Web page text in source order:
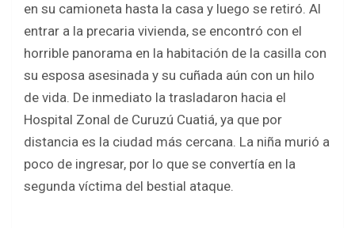
en su camioneta hasta la casa y luego se retiró. Al
entrar a la precaria vivienda, se encontró con el
horrible panorama en la habitación de la casilla con
su esposa asesinada y su cuñada aún con un hilo
de vida. De inmediato la trasladaron hacia el
Hospital Zonal de Curuzú Cuatiá, ya que por
distancia es la ciudad más cercana. La niña murió a
poco de ingresar, por lo que se convertía en la
segunda víctima del bestial ataque.